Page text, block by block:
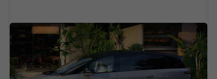
Slávna čínska automobilka a bojuje o
zákazníkov. Predaje chce zvýšiť rapídnym
znižovaním ceny